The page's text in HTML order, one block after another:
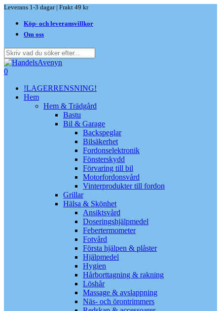
Skip
main
content
Leverans 1-3 dagar | Frakt 49 kr
Köp- och leveransvillkor
Om oss
Close
Search
search
0
!LAGERRENSNING!
Hem
Hem & Trädgård
Bastu
Bil & Garage
Backspeglar
Bilsäkerhet
Fordonselektronik
Fönsterskydd
Förvaring till bil
Motorfordonsvård
Vinterprodukter till fordon
Grillar
Hälsa & Skönhet
Ansiktsvård
Doseringshjälpmedel
Febertermometer
Fotvård
Första hjälpen & plåster
Hjälpmedel
Hygien
Hårborttagning & rakning
Löshår
Massage & avslappning
Näs- och örontrimmers